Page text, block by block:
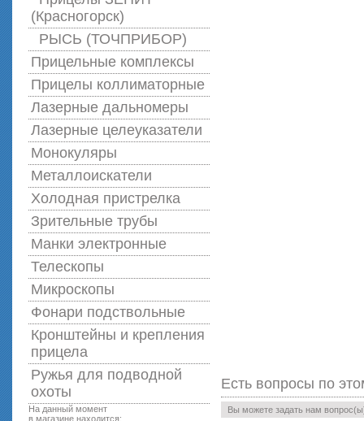
(Красногорск)
РЫСЬ (ТОЧПРИБОР)
Прицельные комплексы
Прицелы коллиматорные
Лазерные дальномеры
Лазерные целеуказатели
Монокуляры
Металлоискатели
Холодная пристрелка
Зрительные трубы
Манки электронные
Телескопы
Микроскопы
Фонари подствольные
Кронштейны и крепления
прицела
Ружья для подводной
оxоты
На данный момент
в магазине находится:
Есть вопросы по
Вы можете задать нам